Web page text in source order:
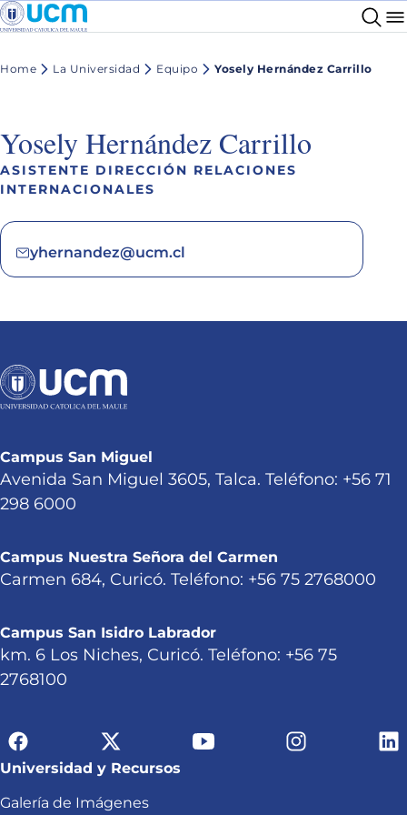
Home La Universidad Equipo Yosely Hernández Carrillo
Yosely Hernández Carrillo
ASISTENTE DIRECCIÓN RELACIONES
INTERNACIONALES
yhernandez@ucm.cl
Campus San Miguel
Avenida San Miguel 3605, Talca. Teléfono: +56 71
298 6000
Campus Nuestra Señora del Carmen
Carmen 684, Curicó. Teléfono: +56 75 2768000
Campus San Isidro Labrador
km. 6 Los Niches, Curicó. Teléfono: +56 75
2768100
Universidad y Recursos
Galería de Imágenes